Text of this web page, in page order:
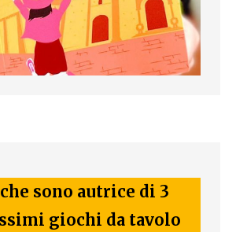
sono autrice di 3
giochi da tavolo